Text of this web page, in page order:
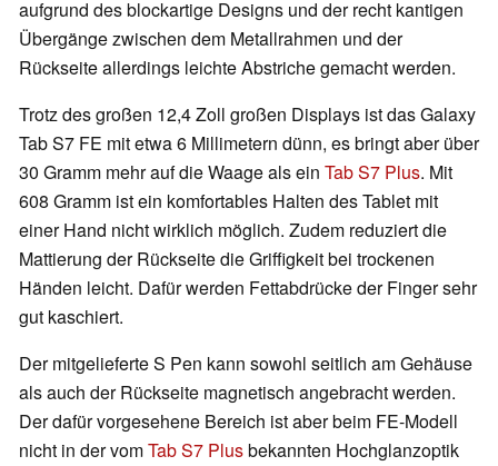
aufgrund des blockartige Designs und der recht kantigen
Übergänge zwischen dem Metallrahmen und der
Rückseite allerdings leichte Abstriche gemacht werden.
Trotz des großen 12,4 Zoll großen Displays ist das Galaxy
Tab S7 FE mit etwa 6 Millimetern dünn, es bringt aber über
30 Gramm mehr auf die Waage als ein Tab S7 Plus. Mit
608 Gramm ist ein komfortables Halten des Tablet mit
einer Hand nicht wirklich möglich. Zudem reduziert die
Mattierung der Rückseite die Griffigkeit bei trockenen
Händen leicht. Dafür werden Fettabdrücke der Finger sehr
gut kaschiert.
Der mitgelieferte S Pen kann sowohl seitlich am Gehäuse
als auch der Rückseite magnetisch angebracht werden.
Der dafür vorgesehene Bereich ist aber beim FE-Modell
nicht in der vomTab S7 Plusbekannten Hochglanzoptik